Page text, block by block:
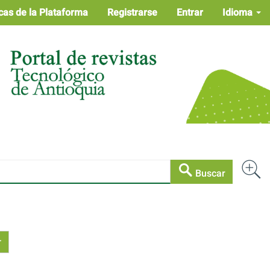
Idioma
de la Plataforma Registrarse Entrar
Buscar